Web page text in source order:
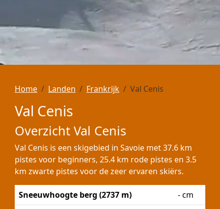
Home Landen Frankrijk Val Cenis
Val Cenis
Overzicht Val Cenis
Val Cenis is een skigebied in Savoie met 37.6 km
pistes voor beginners, 25.4 km rode pistes en 3.5
km zwarte pistes voor de zeer ervaren skiërs.
Sneeuwhoogte berg (2737 m)
- cm